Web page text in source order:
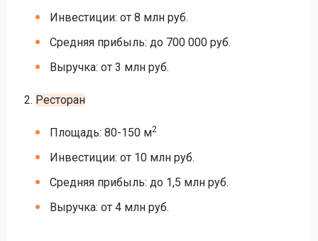
Инвестиции: от 8 млн руб.
Средняя прибыль: до 700 000 руб.
Выручка: от 3 млн руб.
Ресторан
Площадь: 80-150 м2
Инвестиции: от 10 млн руб.
Средняя прибыль: до 1,5 млн руб.
Выручка: от 4 млн руб.